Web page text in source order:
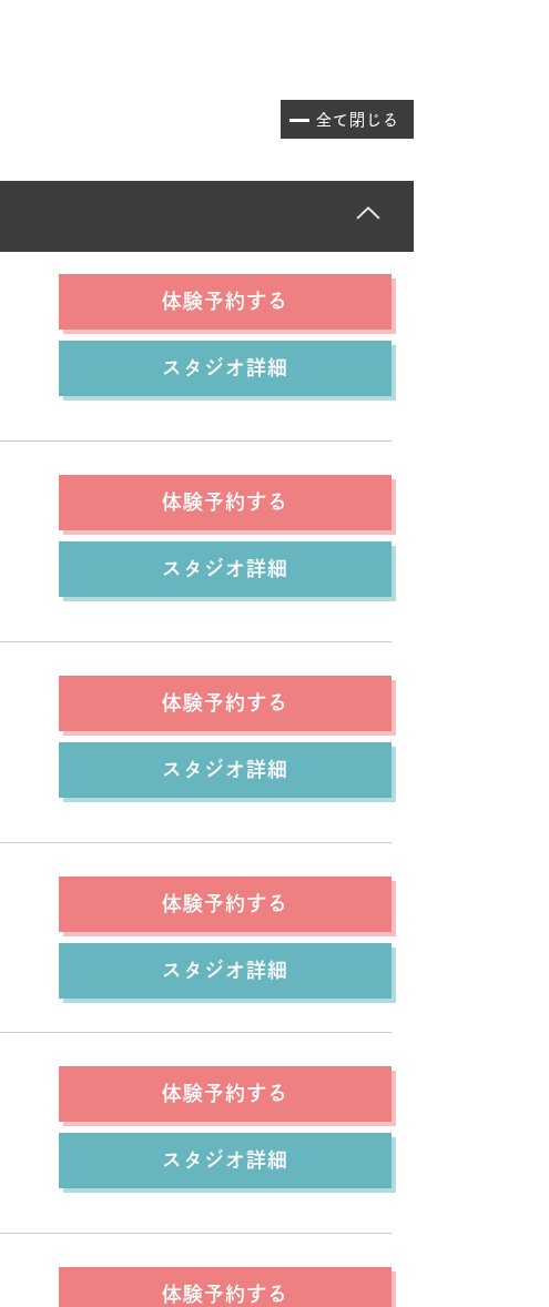
全て閉じる
体験予約する
スタジオ詳細
体験予約する
スタジオ詳細
体験予約する
スタジオ詳細
体験予約する
スタジオ詳細
体験予約する
スタジオ詳細
体験予約する